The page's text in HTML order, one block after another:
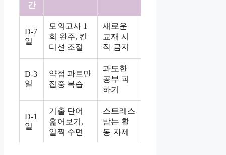
간
D-7
일
모의고사 1
회 완주, 컨
디션 조절
새로운
교재 시
작 금지
D-3
일
약점 파트만
집중 복습
과도한
공부 피
하기
D-1
일
기출 단어
훑어보기,
일찍 수면
스트레스
받는 활
동 자제